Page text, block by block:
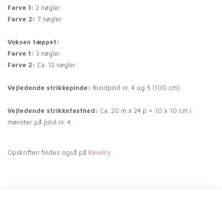
Farve 1: 2 nøgler
Farve 2: 7 nøgler
Voksen tæppet:
Farve 1: 3 nøgler
Farve 2: Ca. 12 nøgler
Vejledende strikkepinde: Rundpind nr. 4 og 5 (100 cm).
Vejledende strikkefasthed: Ca. 20 m x 24 p = 10 x 10 cm i
mønster på pind nr. 4.
Opskriften findes også på Ravelry